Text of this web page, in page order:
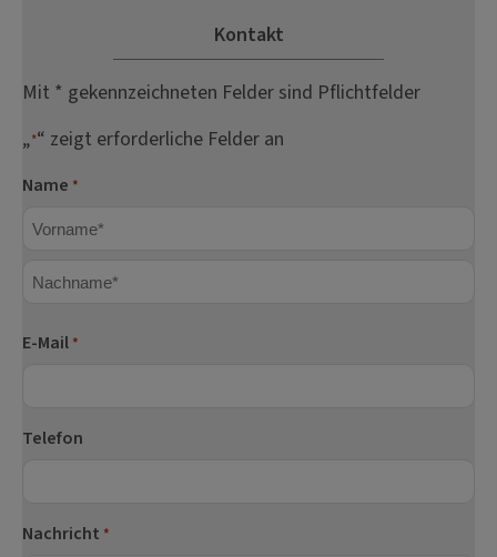
Kontakt
Mit * gekennzeichneten Felder sind Pflichtfelder
„*“ zeigt erforderliche Felder an
Name *
E-Mail *
Telefon
Nachricht *